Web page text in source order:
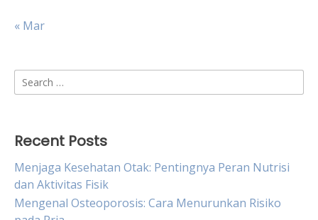
« Mar
Search
for:
Recent Posts
Menjaga Kesehatan Otak: Pentingnya Peran Nutrisi
dan Aktivitas Fisik
Mengenal Osteoporosis: Cara Menurunkan Risiko